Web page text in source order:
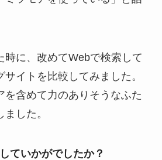
時に、改めてWebで検索して
イトを比較してみました。
を含めて力のありそうなふた
した。
ていかがでしたか？